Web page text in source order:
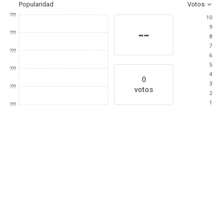
Popularidad Votos
???
???
???
???
???
???
--
0
votos
10
9
8
7
6
5
4
3
2
1